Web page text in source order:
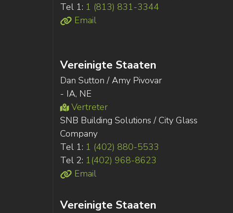
Tel 1: 1 (813) 831-3344
Email
Vereinigte Staaten
Dan Sutton / Amy Pivovar
- IA, NE
Vertreter
SNB Building Solutions / City Glass
Company
Tel 1: 1 (402) 880-5533
Tel 2: 1(402) 968-8623
Email
Vereinigte Staaten